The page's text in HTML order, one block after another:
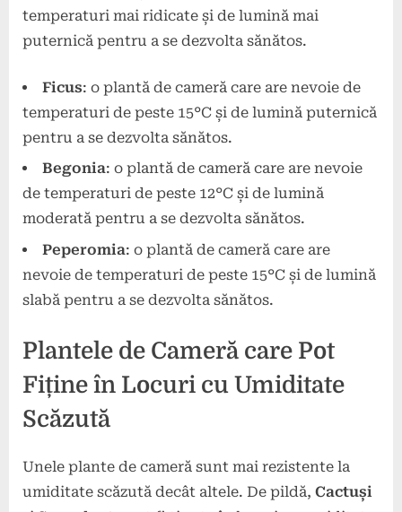
temperaturi mai ridicate și de lumină mai
puternică pentru a se dezvolta sănătos.
Ficus: o plantă de cameră care are nevoie de
temperaturi de peste 15°C și de lumină puternică
pentru a se dezvolta sănătos.
Begonia: o plantă de cameră care are nevoie
de temperaturi de peste 12°C și de lumină
moderată pentru a se dezvolta sănătos.
Peperomia: o plantă de cameră care are
nevoie de temperaturi de peste 15°C și de lumină
slabă pentru a se dezvolta sănătos.
Plantele de Cameră care Pot
Fiține în Locuri cu Umiditate
Scăzută
Unele plante de cameră sunt mai rezistente la
umiditate scăzută decât altele. De pildă, Cactuși